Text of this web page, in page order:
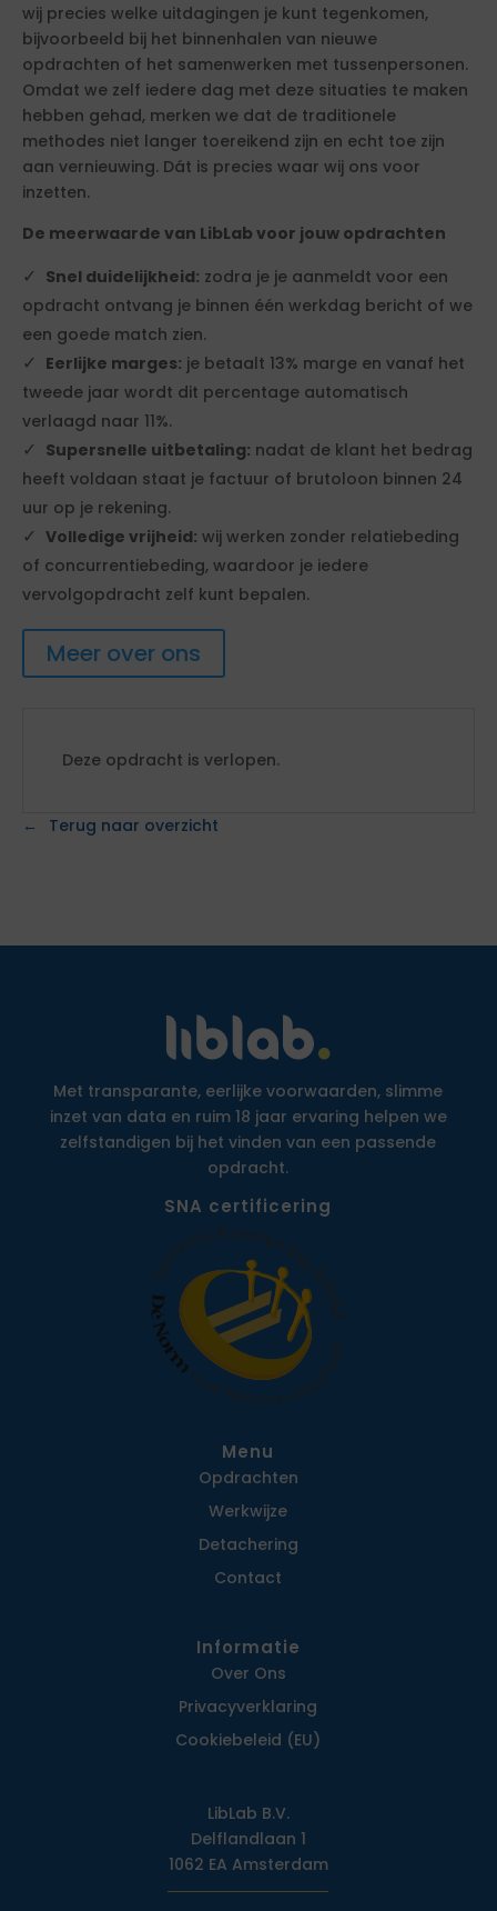
wij precies welke uitdagingen je kunt tegenkomen,
bijvoorbeeld bij het binnenhalen van nieuwe
opdrachten of het samenwerken met tussenpersonen.
Omdat we zelf iedere dag met deze situaties te maken
hebben gehad, merken we dat de traditionele
methodes niet langer toereikend zijn en echt toe zijn
aan vernieuwing. Dát is precies waar wij ons voor
inzetten.
De meerwaarde van LibLab voor jouw opdrachten
Snel duidelijkheid: zodra je je aanmeldt voor een
opdracht ontvang je binnen één werkdag bericht of we
een goede match zien.
Eerlijke marges: je betaalt 13% marge en vanaf het
tweede jaar wordt dit percentage automatisch
verlaagd naar 11%.
Supersnelle uitbetaling: nadat de klant het bedrag
heeft voldaan staat je factuur of brutoloon binnen 24
uur op je rekening.
Volledige vrijheid: wij werken zonder relatiebeding
of concurrentiebeding, waardoor je iedere
vervolgopdracht zelf kunt bepalen.
Meer over ons
Deze opdracht is verlopen.
Terug naar overzicht
Met transparante, eerlijke voorwaarden, slimme
inzet van data en ruim 18 jaar ervaring helpen we
zelfstandigen bij het vinden van een passende
opdracht.
SNA certificering
Menu
Opdrachten
Werkwijze
Detachering
Contact
Informatie
Over Ons
Privacy­verklaring
Cookiebeleid (EU)
LibLab B.V.
Delflandlaan 1
1062 EA Amsterdam